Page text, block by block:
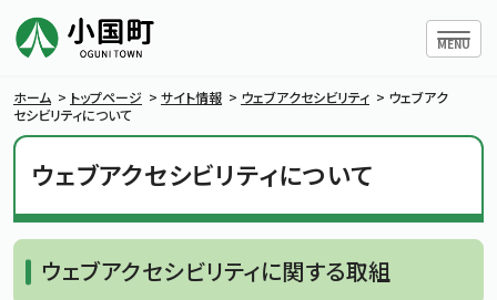
ハンバ
MENU
小国町について
ホーム > トップページ > サイト情報 > ウェブアクセシビリティ > ウェブアク
セシビリティについて
ウェブアクセシビリティについて
ウェブアクセシビリティに関する取組